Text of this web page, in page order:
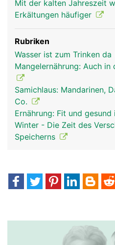
Abwehrzellen zuständig.
Lymphsystem. Der
anderem dafür, dass sich
schnellstmöglich an ihren
Dies erklärt, warum die
Lymphknoten in der
anschwellen.
Mit der kalten Jahreszeit
Erkältungen häufiger
Rubriken
Wasser ist zum Trinken da
Mangelernährung: Auch in
Samichlaus: Mandarinen,
Co.
Ernährung: Fit und gesund
Winter - Die Zeit des
Speicherns